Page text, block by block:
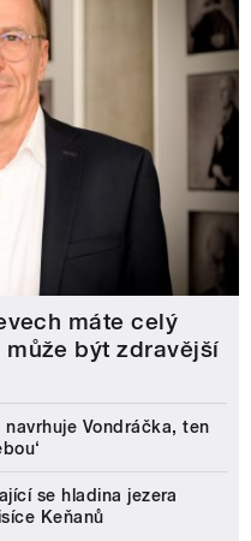
máte celý
být zdravější
navrhuje Vondráčka, ten
se hladina jezera
Keňanů